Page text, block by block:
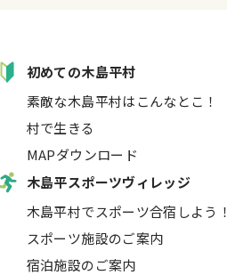
初めての木島平村
素敵な木島平村はこんなとこ！
村で生きる
MAPダウンロード
木島平スポーツヴィレッジ
木島平村でスポーツ合宿しよう！
スポーツ施設のご案内
宿泊施設のご案内